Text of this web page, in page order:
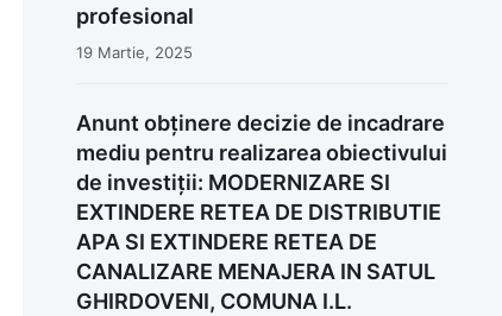
profesional
19 Martie, 2025
Anunt obținere decizie de incadrare
mediu pentru realizarea obiectivului
de investiții: MODERNIZARE SI
EXTINDERE RETEA DE DISTRIBUTIE
APA SI EXTINDERE RETEA DE
CANALIZARE MENAJERA IN SATUL
GHIRDOVENI, COMUNA I.L.